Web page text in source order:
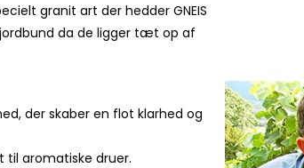
granit art der hedder GNEIS
da de ligger tæt op af
der skaber en flot klarhed og
til aromatiske druer.